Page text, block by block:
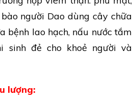
người Dao dùng cây chữa
bệnh lao hạch, nấu nước tắm
sinh đẻ cho khoẻ người và
lượng: